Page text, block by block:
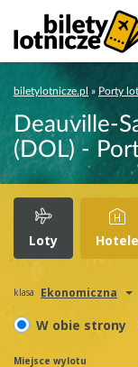
biletylotnicze.pl » Porty
Deauville-
(DOL) -
Loty Hotele
klasa Ekonomiczna
W obie strony
Miejsce wylotu